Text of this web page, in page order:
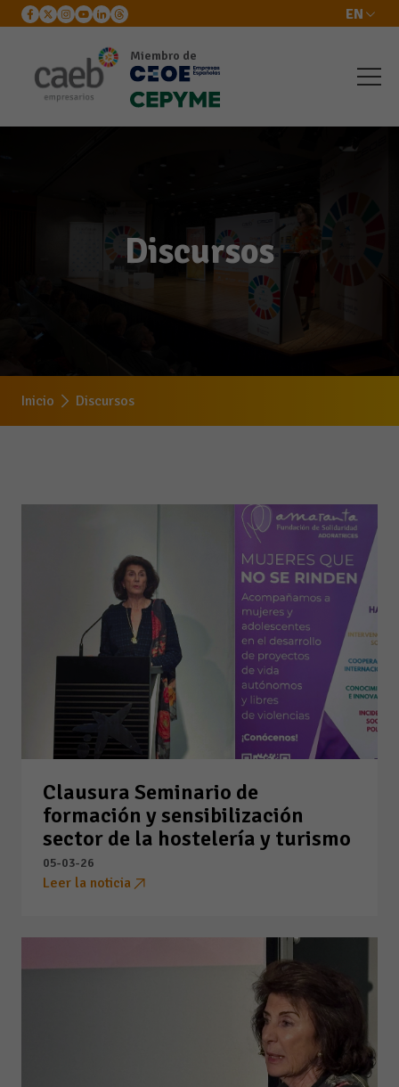
EN
Miembro de
Discursos
Inicio Discursos
Clausura Seminario de
formación y sensibilización
sector de la hostelería y turismo
05-03-26
Leer la noticia